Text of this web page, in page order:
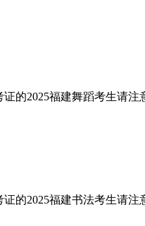
的2025福建舞蹈考生请注
的2025福建书法考生请注